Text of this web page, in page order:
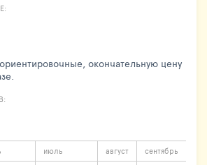
окончательную цену
июль август сентябрь